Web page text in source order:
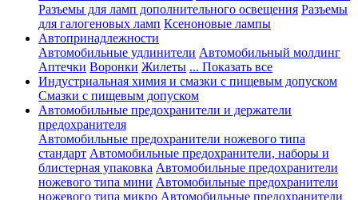
Разъемы для ламп дополнительного освещения Разъемы
для галогеновых ламп Ксеноновые лампы
Автопринадлежности
Автомобильные удлинители Автомобильный молдинг
Аптечки Воронки Жилеты ... Показать все
Индустриальная химия и смазки с пищевым допуском
Смазки с пищевым допуском
Автомобильные предохранители и держатели
предохранителя
Автомобильные предохранители ножевого типа
стандарт Автомобильные предохранители, наборы и
блистерная упаковка Автомобильные предохранители
ножевого типа мини Автомобильные предохранители
ножевого типа микро Автомобильные предохранители